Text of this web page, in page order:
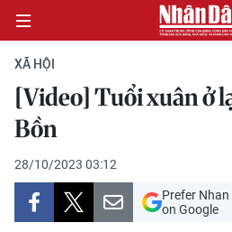
CHÍNH TRỊ
KINH TẾ
VĂN HÓA
XÃ HỘI
[Video] Tuổi xuân ở
Bồn
28/10/2023 03:12
Prefer Nhan
on Google